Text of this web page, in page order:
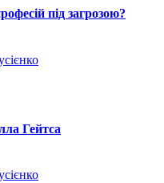
під загрозою?
Гейтса